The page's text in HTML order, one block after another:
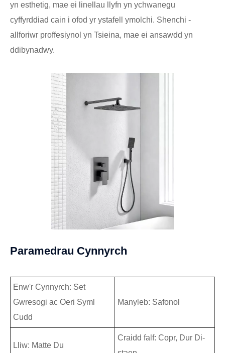
yn esthetig, mae ei linellau llyfn yn ychwanegu
cyffyrddiad cain i ofod yr ystafell ymolchi. Shenchi -
allforiwr proffesiynol yn Tsieina, mae ei ansawdd yn
ddibynadwy.
Paramedrau Cynnyrch
Enw'r Cynnyrch: Set
Gwresogi ac Oeri Syml
Cudd
Manyleb: Safonol
Lliw: Matte Du
Craidd falf: Copr, Dur Di-